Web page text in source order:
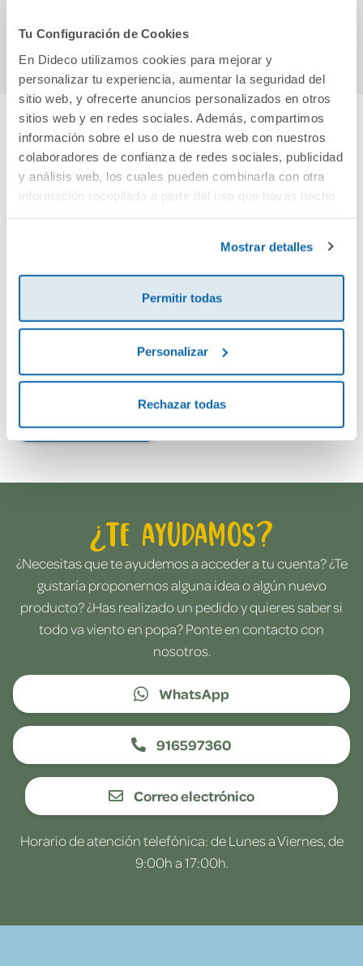
Tu Configuración de Cookies
En Dideco utilizamos cookies para mejorar y
personalizar tu experiencia, aumentar la seguridad del
sitio web, y ofrecerte anuncios personalizados en otros
sitios web y en redes sociales. Además, compartimos
información sobre el uso de nuestra web con nuestros
colaboradores de confianza de redes sociales, publicidad
y análisis web, los cuales pueden combinarla con otra
información recopilada a partir del uso que hayas hecho
Mostrar detalles
Permitir todas
Personalizar
Rechazar todas
Comprar
Cuéntanos tu opinión
¡Sé el primero en valorar este producto!
Debes iniciar sesión para poder valorarlo
Envía tu opinión
¿Te ayudamos?
¿Necesitas que te ayudemos a acceder a tu cuenta? ¿Te
gustaría proponernos alguna idea o algún nuevo
producto? ¿Has realizado un pedido y quieres saber si
todo va viento en popa? Ponte en contacto con
nosotros.
WhatsApp
916597360
Correo electrónico
Horario de atención telefónica: de Lunes a Viernes, de
9:00h a 17:00h.